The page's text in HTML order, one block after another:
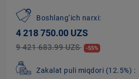
Boshlang‘ich narxi:
4 218 750.00 UZS
9 421 683.99 UZS -55%
Zakalat puli miqdori (12.5%) :